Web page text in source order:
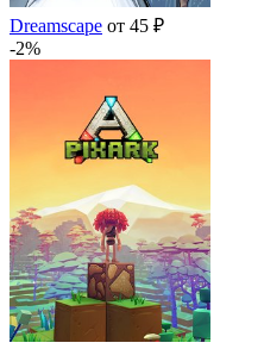
Dreamscape от 45 ₽
-2%